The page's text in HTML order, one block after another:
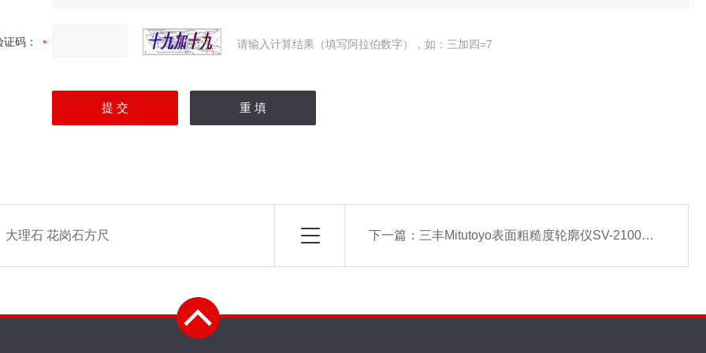
证码： 请输入计算结果（填写阿拉伯数字），如：三加四=7
大理石 花岗石方尺 下一篇： 三丰Mitutoyo表面粗糙度轮廓仪SV-2100M4